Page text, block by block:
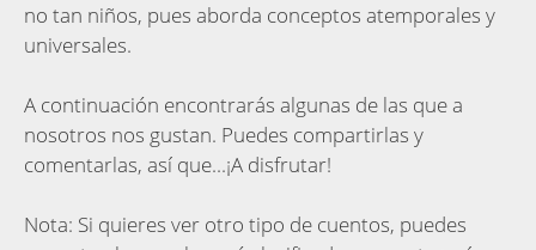
no tan niños, pues aborda conceptos atemporales y
universales.
A continuación encontrarás algunas de las que a
nosotros nos gustan. Puedes compartirlas y
comentarlas, así que...¡A disfrutar!
Nota: Si quieres ver otro tipo de cuentos, puedes